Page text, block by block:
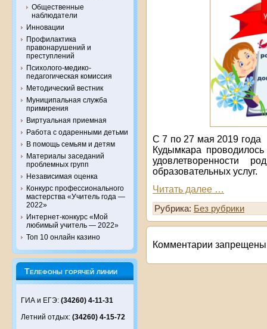
Общественные
наблюдатели
Инновации
Профилактика
правонарушений и
преступлений
Психолого-медико-
педагогическая комиссия
Методический вестник
Муниципальная служба
примирения
Виртуальная приемная
Работа с одаренными детьми
В помощь семьям и детям
Материалы заседаний
проблемных групп
Независимая оценка
Конкурс профессионального
мастерства «Учитель года —
2022»
Интернет-конкурс «Мой
любимый учитель — 2022»
Топ 10 онлайн казино
Телефоны горячей линии
ГИА и ЕГЭ: (34260) 4-11-31
Летний отдых: (34260) 4-15-72
С 7 по 27 мая 2019 года
Кудымкара проводилось
удовлетворенности
образовательных услуг.
Читать далее …
Рубрика: Без рубрики
Комментарии